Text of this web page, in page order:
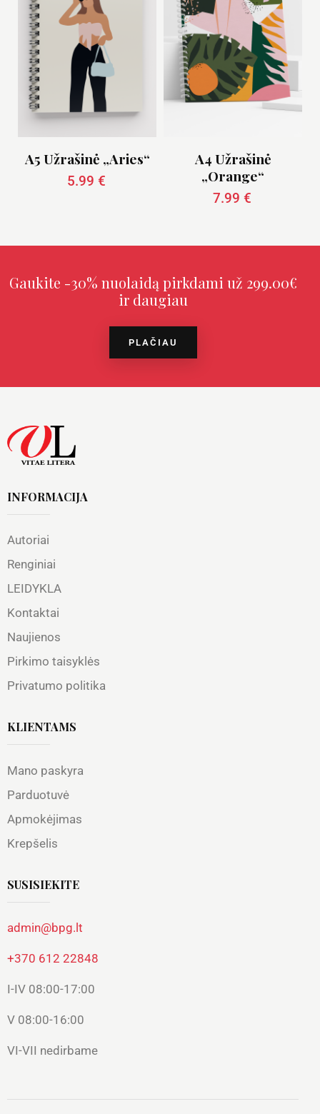
A5 Užrašinė „Aries“
5.99 €
A4 Užrašinė
„Orange“
7.99 €
Gaukite -30% nuolaidą pirkdami už 299.00€
ir daugiau
PLAČIAU
INFORMACIJA
Autoriai
Renginiai
LEIDYKLA
Kontaktai
Naujienos
Pirkimo taisyklės
Privatumo politika
KLIENTAMS
Mano paskyra
Parduotuvė
Apmokėjimas
Krepšelis
SUSISIEKITE
admin@bpg.lt
+370 612 22848
I-IV 08:00-17:00
V 08:00-16:00
VI-VII nedirbame